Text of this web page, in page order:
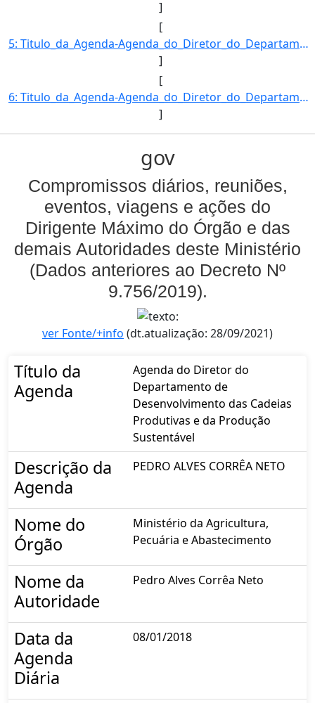
]
[
5: Titulo_da_Agenda-Agenda_do_Diretor_do_Departamento_de_Desenvolvimento_das_Cadeias_Produtivas_e_da_Pr]
]
[
6: Titulo_da_Agenda-Agenda_do_Diretor_do_Departamento_de_Desenvolvimento_das_Cadeias_Produtivas_e_da_Pr]
]
gov
Compromissos diários, reuniões,
eventos, viagens e ações do
Dirigente Máximo do Órgão e das
demais Autoridades deste Ministério
(Dados anteriores ao Decreto Nº
9.756/2019).
ver Fonte/+info (dt.atualização: 28/09/2021)
Título da
Agenda
Agenda do Diretor do
Departamento de
Desenvolvimento das Cadeias
Produtivas e da Produção
Sustentável
Descrição da
Agenda
PEDRO ALVES CORRÊA NETO
Nome do
Órgão
Ministério da Agricultura,
Pecuária e Abastecimento
Nome da
Autoridade
Pedro Alves Corrêa Neto
Data da
Agenda
Diária
08/01/2018